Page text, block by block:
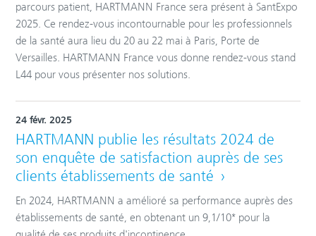
parcours patient, HARTMANN France sera présent à SantExpo
2025. Ce rendez-vous incontournable pour les professionnels
de la santé aura lieu du 20 au 22 mai à Paris, Porte de
Versailles. HARTMANN France vous donne rendez-vous stand
L44 pour vous présenter nos solutions.
24 févr. 2025
HARTMANN publie les résultats 2024 de
son enquête de satisfaction auprès de ses
clients établissements de santé
En 2024, HARTMANN a amélioré sa performance auprès des
établissements de santé, en obtenant un 9,1/10* pour la